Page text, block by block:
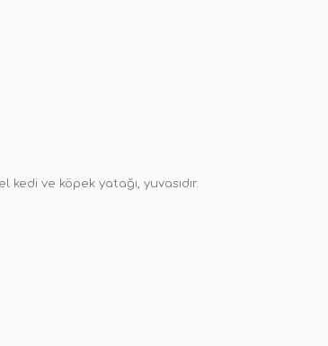
ve köpek yatağı, yuvasıdır.